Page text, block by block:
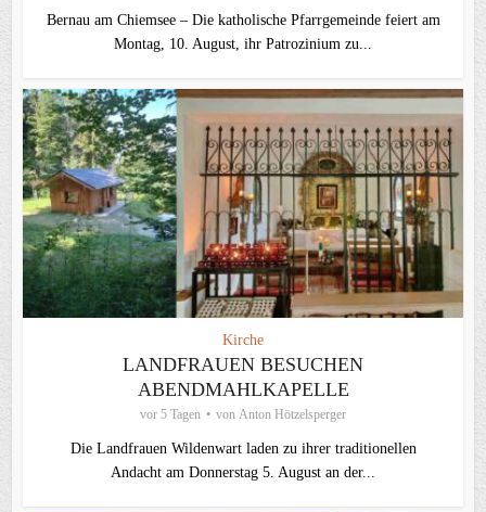
Bernau am Chiemsee – Die katholische Pfarrgemeinde feiert am
Montag, 10. August, ihr Patrozinium zu...
Kirche
LANDFRAUEN BESUCHEN
ABENDMAHLKAPELLE
vor 5 Tagen von Anton Hötzelsperger
Die Landfrauen Wildenwart laden zu ihrer traditionellen
Andacht am Donnerstag 5. August an der...